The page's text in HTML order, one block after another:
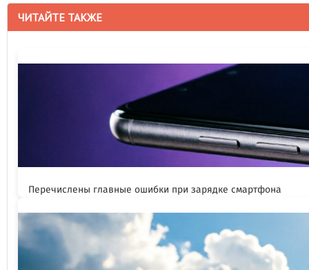
ЧИТАЙТЕ ТАКЖЕ
Перечислены главные ошибки при зарядке смартфона